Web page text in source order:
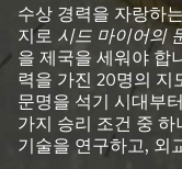
수상 경력을 자랑하
지로 시드 마이어의
을 제국을 세워야 합
력을 가진 20명의 지
문명을 석기 시대부
가지 승리 조건 중
기술을 연구하고, 외